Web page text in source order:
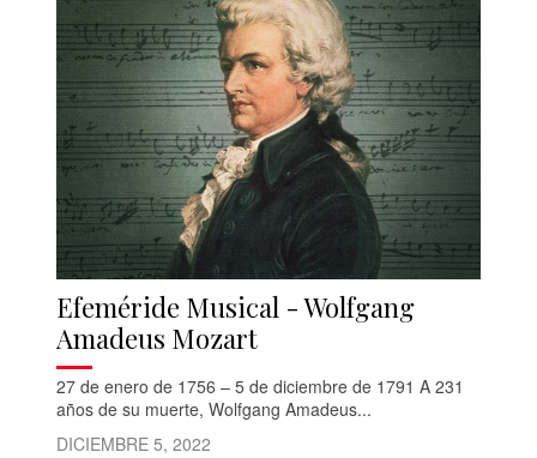
Efeméride Musical - Wolfgang
Amadeus Mozart
27 de enero de 1756 – 5 de diciembre de 1791 A 231
años de su muerte, Wolfgang Amadeus...
DICIEMBRE 5, 2022